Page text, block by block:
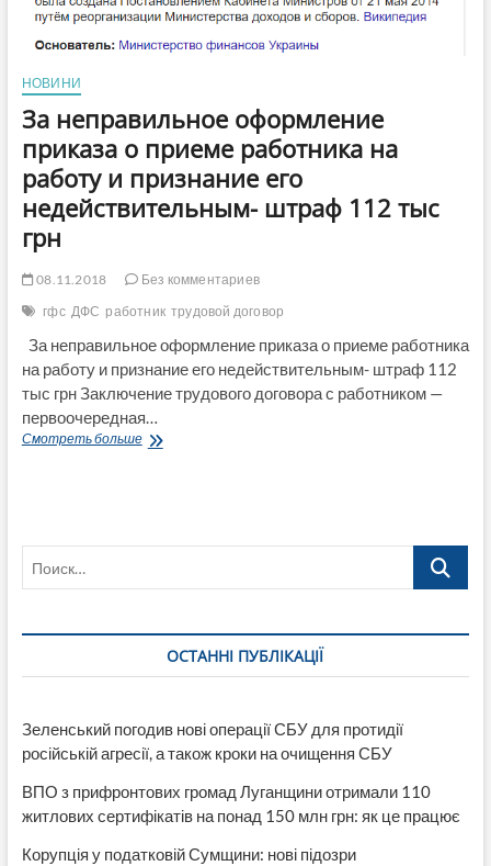
НОВИНИ
За неправильное оформление
приказа о приеме работника на
работу и признание его
недействительным- штраф 112 тыс
грн
08.11.2018
Без комментариев
гфс ДФС работник трудовой договор
За неправильное оформление приказа о приеме работника
на работу и признание его недействительным- штраф 112
тыс грн Заключение трудового договора с работником —
первоочередная…
Смотреть большеЗа
признание
недействительным-
тыс
грн
Поиск…
ОСТАННІ ПУБЛІКАЦІЇ
Зеленський погодив нові операції СБУ для протидії
російській агресії, а також кроки на очищення СБУ
ВПО з прифронтових громад Луганщини отримали 110
житлових сертифікатів на понад 150 млн грн: як це працює
Корупція у податковій Сумщини: нові підозри